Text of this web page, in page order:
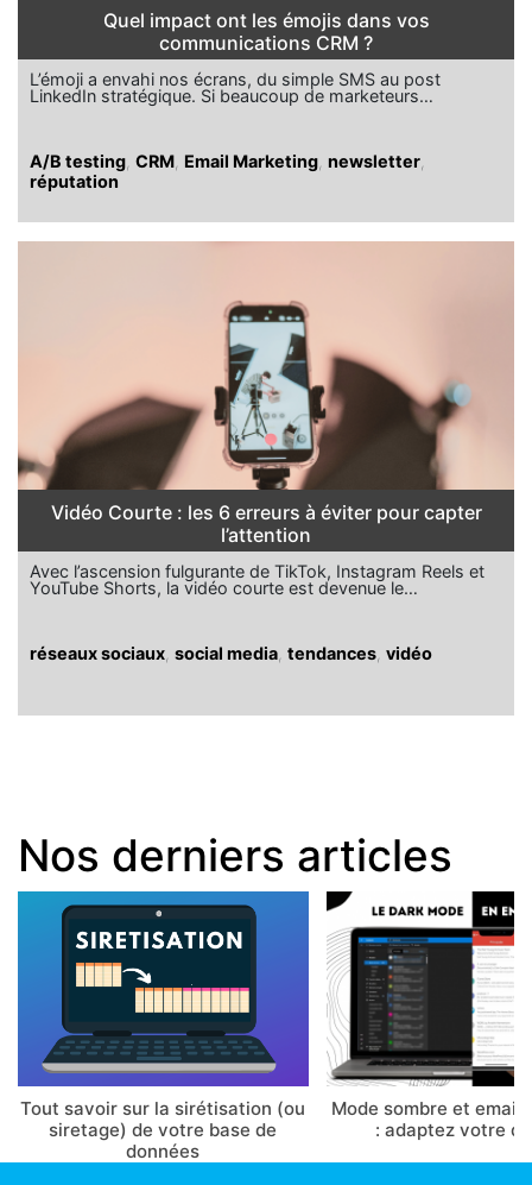
Quel impact ont les émojis dans vos
communications CRM ?
L’émoji a envahi nos écrans, du simple SMS au post
LinkedIn stratégique. Si beaucoup de marketeurs…
A/B testing CRM Email Marketing newsletter
réputation
Vidéo Courte : les 6 erreurs à éviter pour capter
l’attention
Avec l’ascension fulgurante de TikTok, Instagram Reels et
YouTube Shorts, la vidéo courte est devenue le…
réseaux sociaux social media tendances vidéo
Nos derniers articles
Tout savoir sur la sirétisation (ou
siretage) de votre base de
données
Mode sombre et email
: adaptez votre